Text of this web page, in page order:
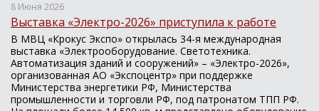
8 Июня 2026
Выставка «Электро-2026» приступила к работе
В МВЦ «Крокус Экспо» открылась 34-я международная
выставка «Электрооборудование. Светотехника.
Автоматизация зданий и сооружений» – «Электро-2026»,
организованная АО «Экспоцентр» при поддержке
Министерства энергетики РФ, Министерства
промышленности и торговли РФ, под патронатом ТПП РФ.